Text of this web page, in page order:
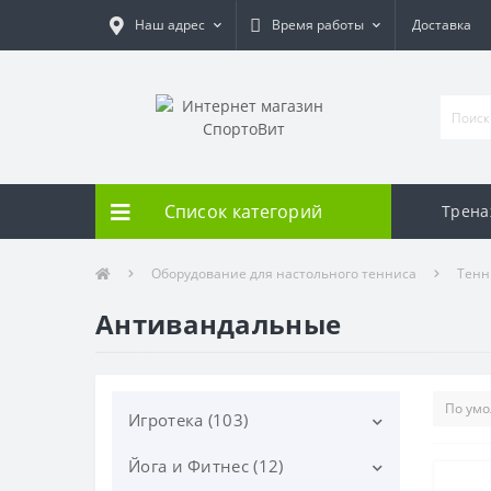
Наш адрес Время работы Доставка
Список категорий
Оборудование для настольного тенниса
Антивандальные
Игротека (103)
Дартс (20)
Йога и Фитнес (12)